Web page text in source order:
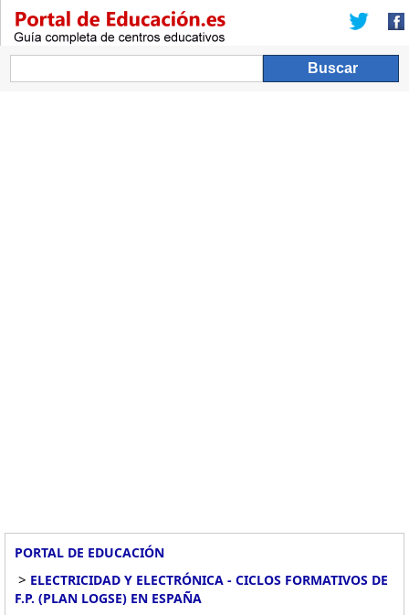
PORTAL DE EDUCACIÓN
> ELECTRICIDAD Y ELECTRÓNICA - CICLOS FORMATIVOS DE
F.P. (PLAN LOGSE) EN ESPAÑA